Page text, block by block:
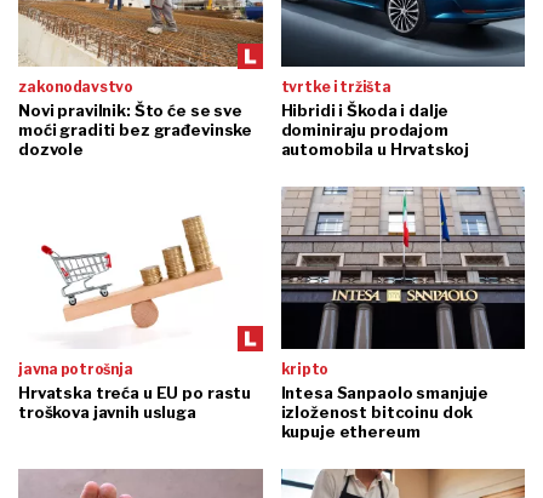
zakonodavstvo
Novi pravilnik: Što će se sve
moći graditi bez građevinske
dozvole
tvrtke i tržišta
Hibridi i Škoda i dalje
dominiraju prodajom
automobila u Hrvatskoj
javna potrošnja
Hrvatska treća u EU po rastu
troškova javnih usluga
kripto
Intesa Sanpaolo smanjuje
izloženost bitcoinu dok
kupuje ethereum